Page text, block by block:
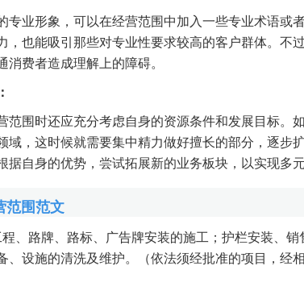
专业形象，可以在经营范围中加入一些专业术语或
，也能吸引那些对专业性要求较高的客户群体。不
消费者造成理解上的障碍。
范围时还应充分考虑自身的资源条件和发展目标。
域，这时候就需要集中精力做好擅长的部分，逐步
据自身的优势，尝试拓展新的业务板块，以实现多元
范围范文
、路牌、路标、广告牌安装的施工；护栏安装、
、设施的清洗及维护。（依法须经批准的项目，经